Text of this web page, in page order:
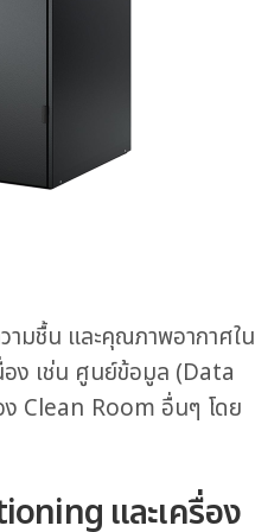
มชื้น และคุณภาพอากาศใน
ง เช่น ศูนย์ข้อมูล (Data
ง Clean Room อื่นๆ โดย
และเครื่อง